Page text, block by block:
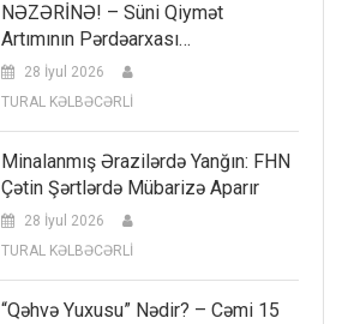
NƏZƏRİNƏ! – Süni Qiymət
Artımının Pərdəarxası…
28 İyul 2026
TURAL KƏLBƏCƏRLİ
Minalanmış Ərazilərdə Yanğın: FHN
Çətin Şərtlərdə Mübarizə Aparır
28 İyul 2026
TURAL KƏLBƏCƏRLİ
“Qəhvə Yuxusu” Nədir? – Cəmi 15